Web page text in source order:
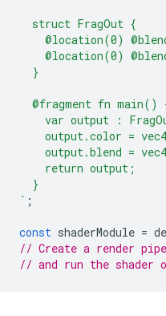
  struct FragOut {
@location(0)
@location(0)
  }
@fragment fn main()
var output :
output.color =
output.blend =
    return output;
  }
` ;
const shaderModule =
// Create a render
// and run the shader